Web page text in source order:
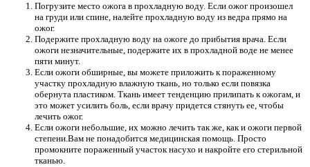
Погрузите место ожога в прохладную воду. Если ожог произошел
на груди или спине, налейте прохладную воду из ведра прямо на
ожог.
Подержите прохладную воду на ожоге до прибытия врача. Если
ожоги незначительные, подержите их в прохладной воде не менее
пяти минут.
Если ожоги обширные, вы можете приложить к пораженному
участку прохладную влажную ткань, но только если повязка
обернута пластиком. Ткань имеет тенденцию прилипать к ожогам, и
это может усилить боль, если врачу придется стянуть ее, чтобы
лечить ожог.
Если ожоги небольшие, их можно лечить так же, как и ожоги первой
степени.Вам не понадобится медицинская помощь. Просто
промокните пораженный участок насухо и накройте его стерильной
тканью.